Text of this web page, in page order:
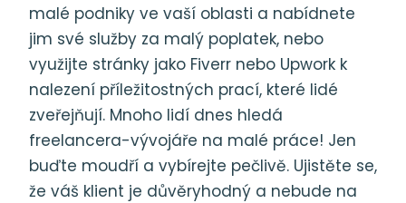
malé podniky ve vaší oblasti a nabídnete
jim své služby za malý poplatek, nebo
využijte stránky jako Fiverr nebo Upwork k
nalezení příležitostných prací, které lidé
zveřejňují. Mnoho lidí dnes hledá
freelancera-vývojáře na malé práce! Jen
buďte moudří a vybírejte pečlivě. Ujistěte se,
že váš klient je důvěryhodný a nebude na